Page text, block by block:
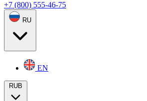
+7 (800) 555-46-75
RU
EN
RUB